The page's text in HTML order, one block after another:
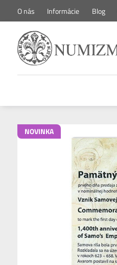
O nás Informácie Blog
NOVINKA